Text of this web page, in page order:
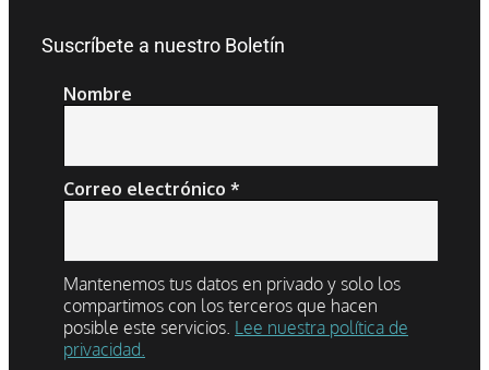
Suscríbete a nuestro Boletín
Nombre
Correo electrónico *
Mantenemos tus datos en privado y solo los
compartimos con los terceros que hacen
posible este servicios. Lee nuestra política de
privacidad.